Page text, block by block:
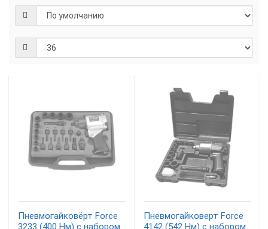
Пневмогайковёрт Force
3233 (400 Нм) с набором
Пневмогайковерт Force
4142 (542 Нм) с набором